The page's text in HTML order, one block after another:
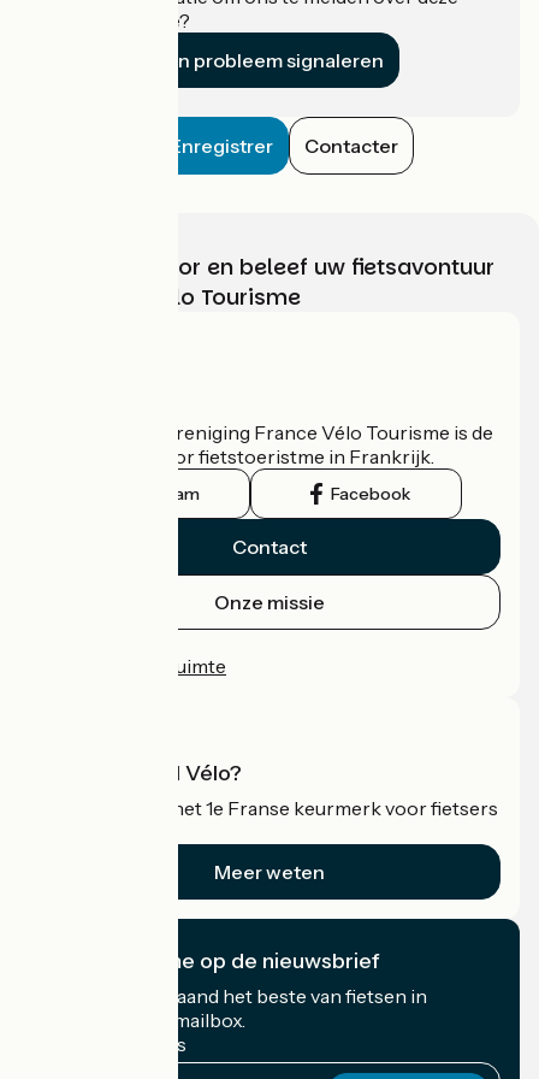
accommodatie?
Een probleem signaleren
Enregistrer Contacter
Kies, bereid voor en beleef uw fietsavontuur
met France Vélo Tourisme
De nationale vereniging France Vélo Tourisme is de
officiële gids voor fietstoeristme in Frankrijk.
Instagram Facebook
Contact
Onze missie
Professionele ruimte
Wat is Accueil Vélo?
Accueil Vélo is het 1e Franse keurmerk voor fietsers
Meer weten
Ik abonneer me op de nieuwsbrief
Ontvang elke maand het beste van fietsen in
Frankrijk in uw mailbox.
Mijn e-mailadres